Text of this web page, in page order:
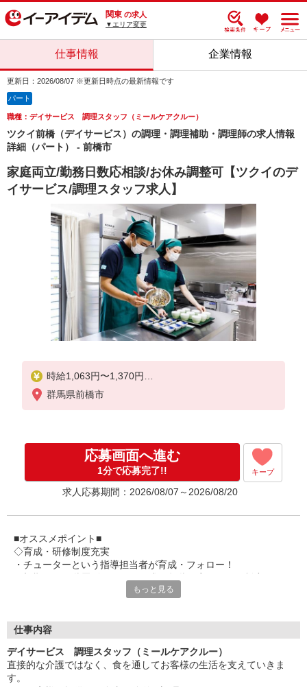
関東 の求人
▼エリア変更
仕事情報 企業情報
更新日：2026/08/07 ※更新日時点の最新情報です
パート
職種：デイサービス 調理スタッフ（ミールケアクルー）
ツクイ前橋（デイサービス）の調理・調理補助・調理師の求人情報
詳細（パート） - 前橋市
家庭両立/勤務日数応相談/お休み調整可【ツクイのデ
イサービス/調理スタッフ求人】
時給1,063円〜1,370円
★土日祝日は時給100円アップ！
群馬県前橋市
応募画面へ進む
1分で応募完了!! キープ
求人応募期間：2026/08/07～2026/08/20
■オススメポイント■
◇育成・研修制度充実
・チューターという指導担当者が育成・フォロー！
・キャリアアップ支援制度を活用して働きながら資格取得が可能
・ツクイ独自の福祉厚生制度でプライベートも充実
・子育て支援の福利厚生制度あり！子育てと仕事の両立を応援◎
・スタッフ何でも相談窓口やライフキャリア相談など、各相談窓
口あり
もっと見る
仕事内容
デイサービス 調理スタッフ（ミールケアクルー）
直接的な介護ではなく、食を通してお客様の生活を支えていきま
す。